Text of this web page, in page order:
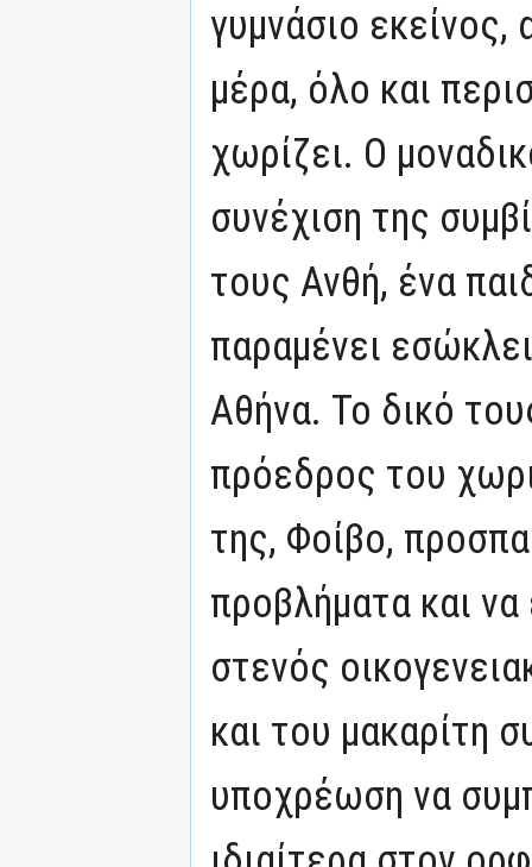
γυμνάσιο
μέρα, όλο και
χωρίζει. Ο
συνέχιση της
τους Ανθή, ένα
παραμένει
Αθήνα. Το δικό
πρόεδρος του
της, Φοίβο,
προβλήματα και
στενός
και του μακαρίτη
υποχρέωση να